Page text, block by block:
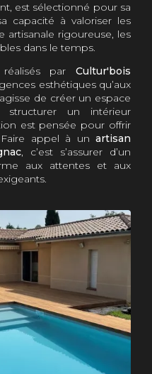
est sélectionné pour sa
capacité à valoriser les
artisanale rigoureuse, les
dans le temps.
par Cultur'bois
esthétiques qu’aux
de créer un espace
un intérieur
est pensée pour offrir
appel à un artisan
, c’est s’assurer d’un
aux attentes et aux